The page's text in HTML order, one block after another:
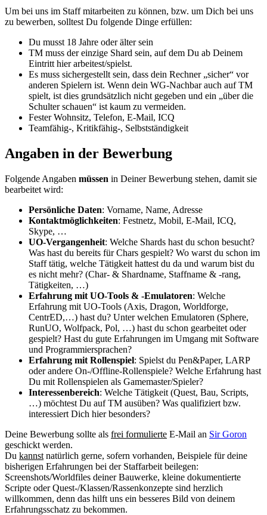
Um bei uns im Staff mitarbeiten zu können, bzw. um Dich bei uns
zu bewerben, solltest Du folgende Dinge erfüllen:
Du musst 18 Jahre oder älter sein
TM muss der einzige Shard sein, auf dem Du ab Deinem
Eintritt hier arbeitest/spielst.
Es muss sichergestellt sein, dass dein Rechner „sicher“ vor
anderen Spielern ist. Wenn dein WG-Nachbar auch auf TM
spielt, ist dies grundsätzlich nicht gegeben und ein „über die
Schulter schauen“ ist kaum zu vermeiden.
Fester Wohnsitz, Telefon, E-Mail, ICQ
Teamfähig-, Kritikfähig-, Selbstständigkeit
Angaben in der Bewerbung
Folgende Angaben müssen in Deiner Bewerbung stehen, damit sie
bearbeitet wird:
Persönliche Daten: Vorname, Name, Adresse
Kontaktmöglichkeiten: Festnetz, Mobil, E-Mail, ICQ,
Skype, …
UO-Vergangenheit: Welche Shards hast du schon besucht?
Was hast du bereits für Chars gespielt? Wo warst du schon im
Staff tätig, welche Tätigkeit hattest du da und warum bist du
es nicht mehr? (Char- & Shardname, Staffname & -rang,
Tätigkeiten, …)
Erfahrung mit UO-Tools & -Emulatoren: Welche
Erfahrung mit UO-Tools (Axis, Dragon, Worldforge,
CentrED,…) hast du? Unter welchen Emulatoren (Sphere,
RunUO, Wolfpack, Pol, …) hast du schon gearbeitet oder
gespielt? Hast du gute Erfahrungen im Umgang mit Software
und Programmiersprachen?
Erfahrung mit Rollenspiel: Spielst du Pen&Paper, LARP
oder andere On-/Offline-Rollenspiele? Welche Erfahrung hast
Du mit Rollenspielen als Gamemaster/Spieler?
Interessenbereich: Welche Tätigkeit (Quest, Bau, Scripts,
…) möchtest Du auf TM ausüben? Was qualifiziert bzw.
interessiert Dich hier besonders?
Deine Bewerbung sollte als frei formulierte E-Mail an Sir Goron
geschickt werden.
Du kannst natürlich gerne, sofern vorhanden, Beispiele für deine
bisherigen Erfahrungen bei der Staffarbeit beilegen:
Screenshots/Worldfiles deiner Bauwerke, kleine dokumentierte
Scripte oder Quest-/Klassen/Rassenkonzepte sind herzlich
willkommen, denn das hilft uns ein besseres Bild von deinem
Erfahrungsschatz zu bekommen.